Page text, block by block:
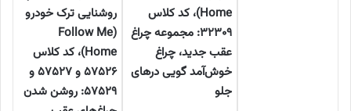
Home) ، کد کلاس
۳۲۳۰۹: مجموعه چراغ
عقب جدید، چراغ
خوش‌آمد گویی درهای
جلو
روشنایی ترک خودرو
(Follow Me
Home) ، کد کلاس
۵۷۵۲۶و۵۷۵۲۷و
۵۷۵۲۹: روشن شدن